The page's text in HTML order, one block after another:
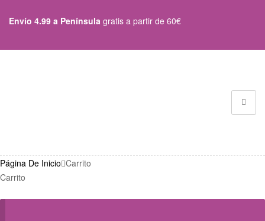
Envío 4.99 a Península gratis a partir de 60€
Página De Inicio Carrito
Carrito